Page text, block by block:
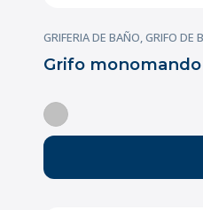
GRIFERIA DE BAÑO,GRIFO DE
Grifo